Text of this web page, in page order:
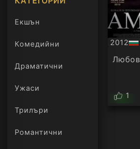
Екшън
Комедийни
Драматични
Ужаси
Трилъри
онлайн
Романтични
2012
БГ
аудио
Любов
1